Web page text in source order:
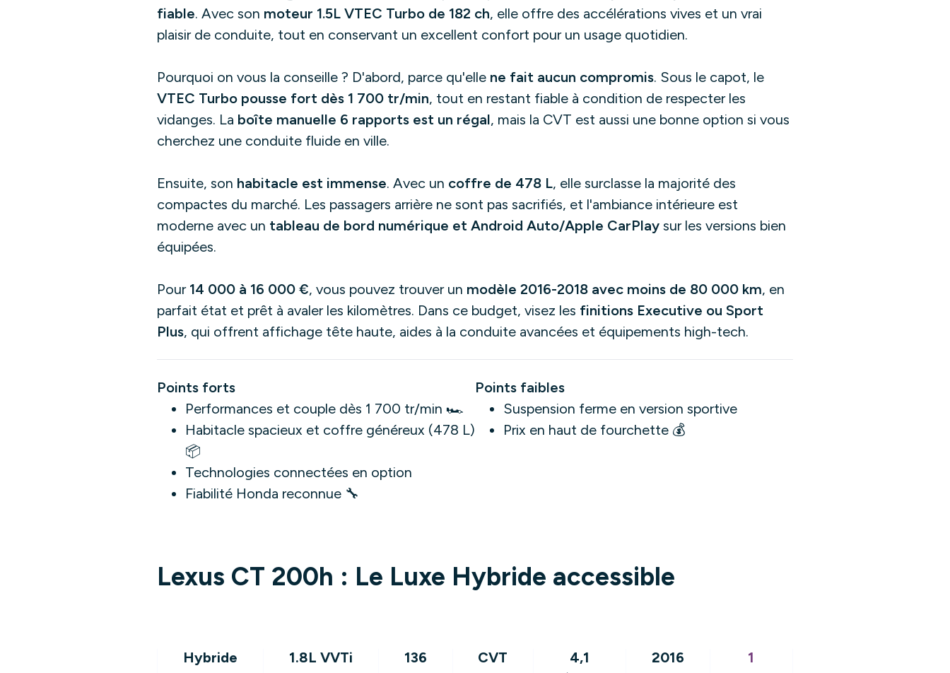
fiable. Avec son moteur 1.5L VTEC Turbo de 182 ch, elle offre des accélérations vives et un vrai
plaisir de conduite, tout en conservant un excellent confort pour un usage quotidien.
Pourquoi on vous la conseille ? D'abord, parce qu'elle ne fait aucun compromis. Sous le capot, le
VTEC Turbo pousse fort dès 1 700 tr/min, tout en restant fiable à condition de respecter les
vidanges. La boîte manuelle 6 rapports est un régal, mais la CVT est aussi une bonne option si vous
cherchez une conduite fluide en ville.
Ensuite, son habitacle est immense. Avec un coffre de 478 L, elle surclasse la majorité des
compactes du marché. Les passagers arrière ne sont pas sacrifiés, et l'ambiance intérieure est
moderne avec un tableau de bord numérique et Android Auto/Apple CarPlay sur les versions bien
équipées.
Pour 14 000 à 16 000 €, vous pouvez trouver un modèle 2016-2018 avec moins de 80 000 km, en
parfait état et prêt à avaler les kilomètres. Dans ce budget, visez les finitions Executive ou Sport
Plus, qui offrent affichage tête haute, aides à la conduite avancées et équipements high-tech.
Points forts
Performances et couple dès 1 700 tr/min 🏎️
Habitacle spacieux et coffre généreux (478 L)
📦
Technologies connectées en option
Fiabilité Honda reconnue 🔧
Points faibles
Suspension ferme en version sportive
Prix en haut de fourchette 💰
Lexus CT 200h : Le Luxe Hybride accessible
Hybride 1.8L VVTi 136 CVT 4,1 2016 1